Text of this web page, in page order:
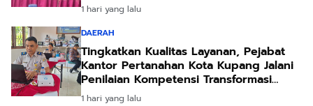
1 hari yang lalu
DAERAH
Tingkatkan Kualitas Layanan, Pejabat
Kantor Pertanahan Kota Kupang Jalani
Penilaian Kompetensi Transformasi
Pelayanan
1 hari yang lalu